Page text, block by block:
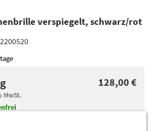
verspiegelt, schwarz/rot
MwSt.
128,00 €